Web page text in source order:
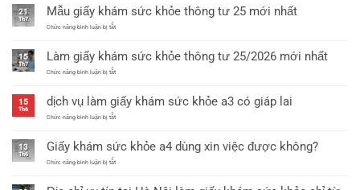
21
Th7
Mẫu giấy khám sức khỏe thông tư 25 mới nhất
Chức năng bình luận bị tắtở
khám
sức
khỏe
25
mới
nhất
15
Th7
Làm giấy khám sức khỏe thông tư 25/2026 mới nhất
Chức năng bình luận bị tắtở
khám
sức
khỏe
25/2026
mới
nhất
15
Th6
dịch vụ làm giấy khám sức khỏe a3 có giáp lai
Chức năng bình luận bị tắtở
làm
giấy
khám
a3
13
Th6
Giấy khám sức khỏe a4 dùng xin việc được không?
Chức năng bình luận bị tắtở
sức